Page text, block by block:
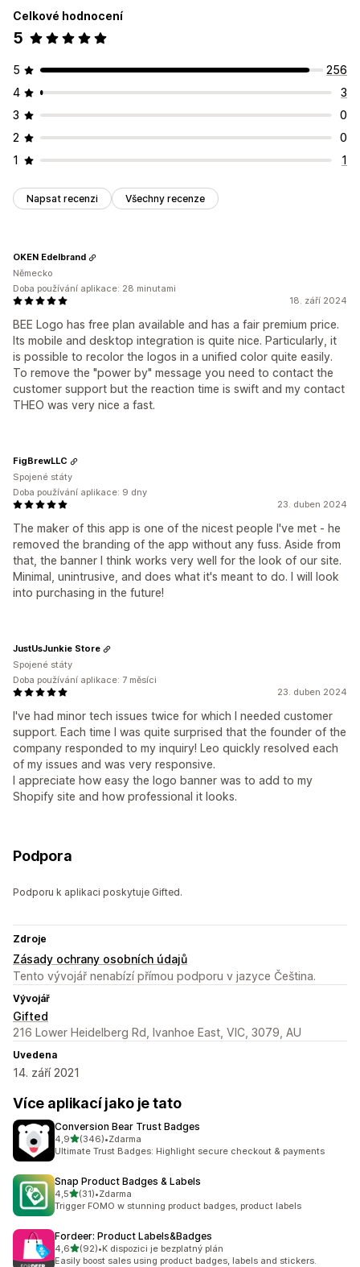
Celkové hodnocení
5
5
256
4
3
3
0
2
0
1
1
Napsat recenzi Všechny recenze
18. září 2024
BEE Logo has free plan available and has a fair premium price.
Its mobile and desktop integration is quite nice. Particularly, it
is possible to recolor the logos in a unified color quite easily.
To remove the "power by" message you need to contact the
customer support but the reaction time is swift and my contact
THEO was very nice a fast.
OKEN Edelbrand
Německo
Doba používání aplikace: 28 minutami
23. duben 2024
The maker of this app is one of the nicest people I've met - he
removed the branding of the app without any fuss. Aside from
that, the banner I think works very well for the look of our site.
Minimal, unintrusive, and does what it's meant to do. I will look
into purchasing in the future!
FigBrewLLC
Spojené státy
Doba používání aplikace: 9 dny
23. duben 2024
I've had minor tech issues twice for which I needed customer
support. Each time I was quite surprised that the founder of the
company responded to my inquiry! Leo quickly resolved each
of my issues and was very responsive.
I appreciate how easy the logo banner was to add to my
Shopify site and how professional it looks.
JustUsJunkie Store
Spojené státy
Doba používání aplikace: 7 měsíci
Podpora
Podporu k aplikaci poskytuje Gifted.
Zdroje
Zásady ochrany osobních údajů
Tento vývojář nenabízí přímou podporu v jazyce Čeština.
Vývojář
Gifted
216 Lower Heidelberg Rd, Ivanhoe East, VIC, 3079, AU
Uvedena
14. září 2021
Více aplikací jako je tato
Conversion Bear Trust Badges
4,9z 5 hvězd
(346)
Celkový počet recenzí: 346
•Zdarma
Ultimate Trust Badges: Highlight secure checkout & payments
Snap Product Badges & Labels
4,5z 5 hvězd
(31)
Celkový počet recenzí: 31
•Zdarma
Trigger FOMO w stunning product badges, product labels
Fordeer: Product Labels&Badges
4,6z 5 hvězd
(92)
Celkový počet recenzí: 92
•K dispozici je bezplatný plán
Easily boost sales using product badges, labels and stickers.